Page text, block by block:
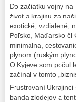
Do začiatku vojny
život a krajinu za
exotické, vzdialené,
Poľsko, Maďarsko či
minimálna,
plynom (ruským
O Kyjeve som počul
začínal v tomto
Frustrovaní Ukrajinci
banda zlodejov a